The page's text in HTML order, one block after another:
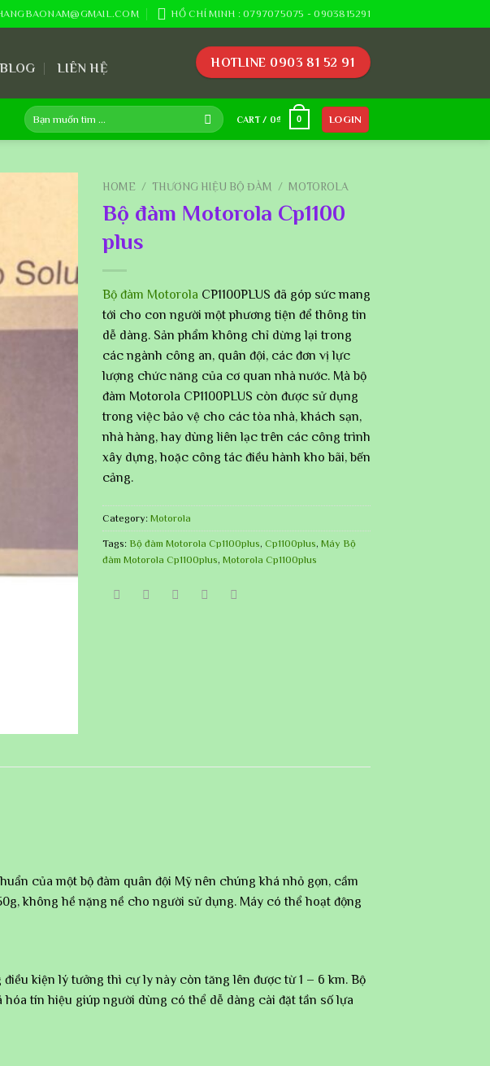
HỒ CHÍ MINH : 0797075075 - 0903815291
LIÊN HỆ HOTLINE 0903 81 52 91
Search
for:
CART / 0₫ 0 LOGIN
HOME / THƯƠNG HIỆU BỘ ĐÀM / MOTOROLA
Bộ đàm Motorola Cp1100
plus
Bộ đàm Motorola CP1100PLUS đã góp sức mang
tới cho con người một phương tiện để thông tin
dễ dàng. Sản phẩm không chỉ dừng lại trong
các ngành công an, quân đội, các đơn vị lực
lượng chức năng của cơ quan nhà nước. Mà bộ
đàm Motorola CP1100PLUS còn được sử dụng
trong việc bảo vệ cho các tòa nhà, khách sạn,
nhà hàng, hay dùng liên lạc trên các công trình
xây dựng, hoặc công tác điều hành kho bãi, bến
cảng.
Category: Motorola
Tags: Bộ đàm Motorola Cp1100plus, Cp1100plus, Máy Bộ
đàm Motorola Cp1100plus, Motorola Cp1100plus
của một bộ đàm quân đội Mỹ nên chúng khá nhỏ gọn, cầm
không hề nặng nề cho người sử dụng. Máy có thể hoạt động
kiện lý tưởng thì cự ly này còn tăng lên được từ 1 – 6 km. Bộ
tín hiệu giúp người dùng có thể dễ dàng cài đặt tần số lựa